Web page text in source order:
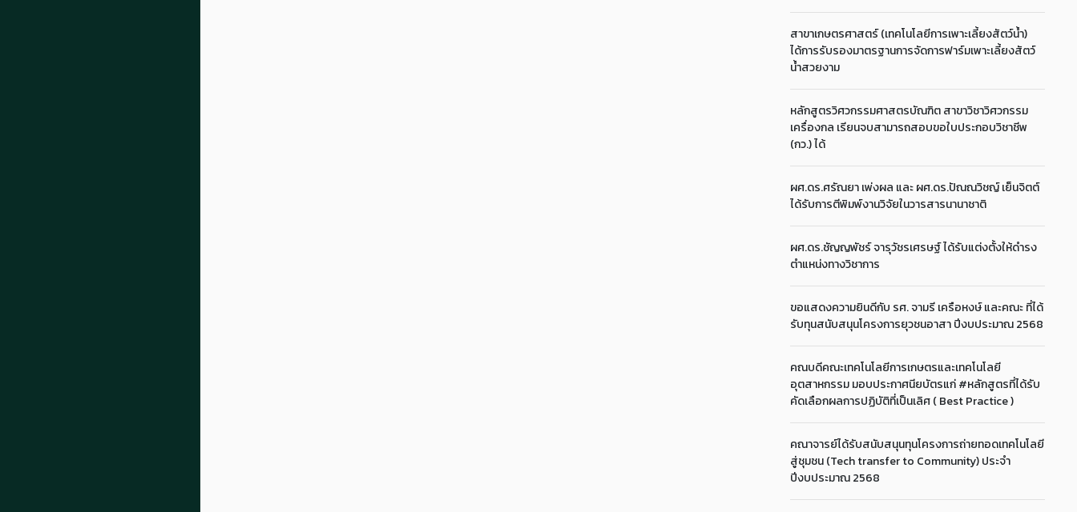
สาขาเกษตรศาสตร์ (เทคโนโลยีการเพาะเลี้ยงสัตว์น้ำ)
ได้การรับรองมาตรฐานการจัดการฟาร์มเพาะเลี้ยงสัตว์
น้ำสวยงาม
หลักสูตรวิศวกรรมศาสตรบัณฑิต สาขาวิชาวิศวกรรม
เครื่องกล เรียนจบสามารถสอบขอใบประกอบวิชาชีพ
(กว.) ได้
ผศ.ดร.ศรัณยา เพ่งผล และ ผศ.ดร.ปัณณวิชญ์ เย็นจิตต์
ได้รับการตีพิมพ์งานวิจัยในวารสารนานาชาติ
ผศ.ดร.ชัญญพัชร์ จารุวัชรเศรษฐ์ ได้รับแต่งตั้งให้ดำรง
ตำแหน่งทางวิชาการ
ขอแสดงความยินดีกับ รศ. จามรี เครือหงษ์ และคณะ ที่ได้
รับทุนสนับสนุนโครงการยุวชนอาสา ปีงบประมาณ 2568
คณบดีคณะเทคโนโลยีการเกษตรและเทคโนโลยี
อุตสาหกรรม มอบประกาศนียบัตรแก่ #หลักสูตรที่ได้รับ
คัดเลือกผลการปฏิบัติที่เป็นเลิศ ( Best Practice )
คณาจารย์ได้รับสนับสนุนทุนโครงการถ่ายทอดเทคโนโลยี
สู่ชุมชน (Tech transfer to Community) ประจำ
ปีงบประมาณ 2568